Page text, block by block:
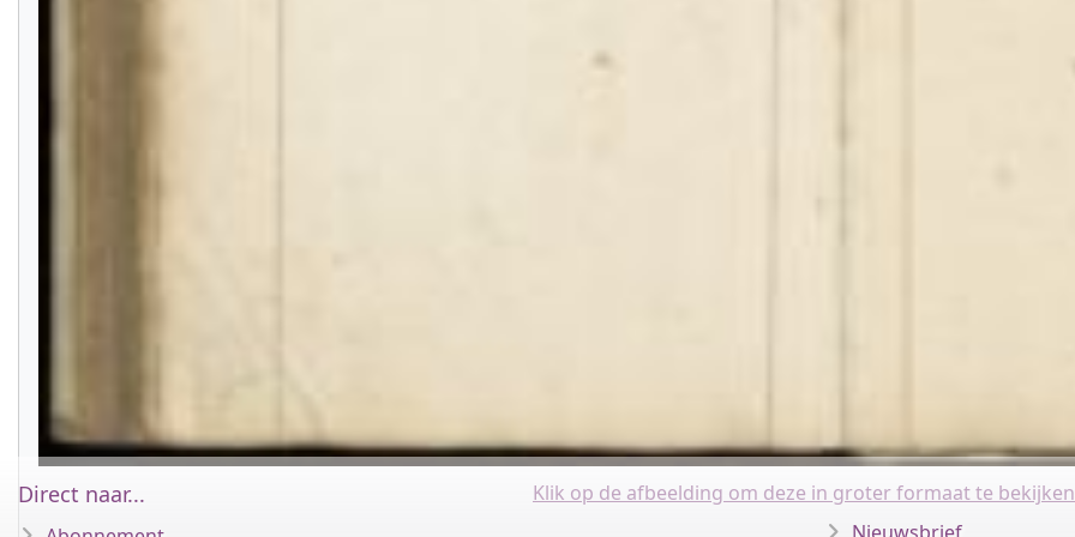
Klik op de afbeelding om deze in groter formaat te
Direct naar...